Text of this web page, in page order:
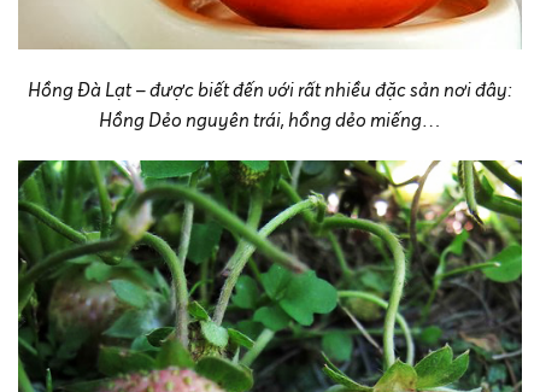
Hồng Đà Lạt – được biết đến với rất nhiều đặc sản nơi đây:
Hồng Dẻo nguyên trái, hồng dẻo miếng…